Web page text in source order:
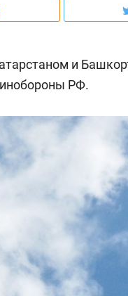
и
РФ.